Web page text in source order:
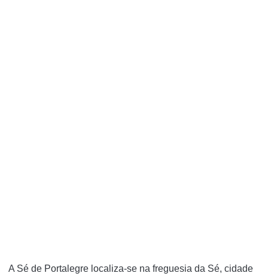
A Sé de Portalegre localiza-se na freguesia da Sé, cidade